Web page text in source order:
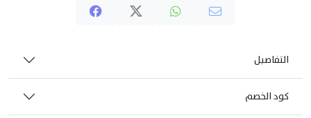
التفاصيل
كود الخصم